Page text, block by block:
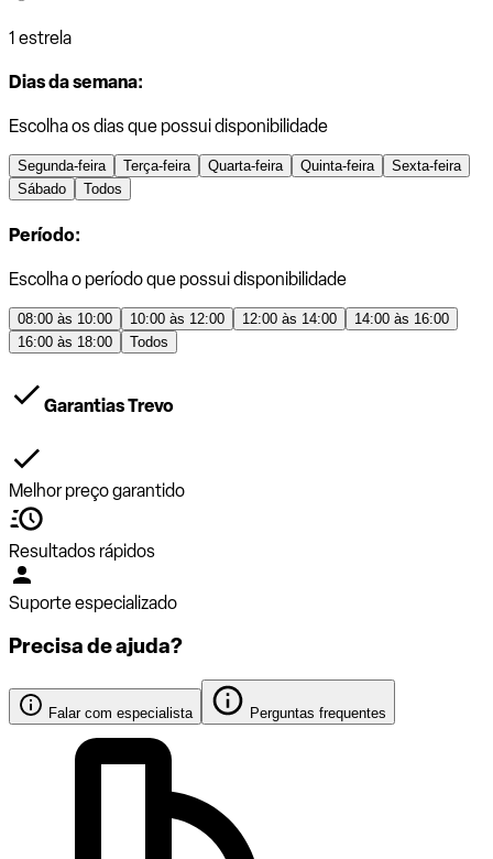
1 estrela
Dias da semana:
Escolha os dias que possui disponibilidade
Segunda-feira Terça-feira Quarta-feira Quinta-feira
Sexta-feira
Sábado
Todos
Período:
Escolha o período que possui disponibilidade
08:00 às 10:00 10:00 às 12:00 12:00 às 14:00
14:00 às 16:00
16:00 às 18:00
Todos
Garantias Trevo
Melhor preço garantido
Resultados rápidos
Suporte especializado
Precisa de ajuda?
Falar com especialista Perguntas frequentes